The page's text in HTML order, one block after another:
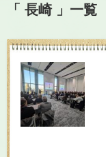
「 長崎 」一覧